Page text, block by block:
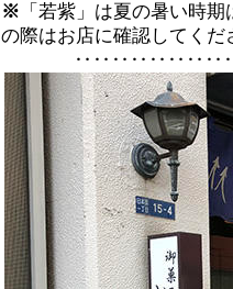
※ 「若紫」は夏の暑い時
の際はお店に確認してくだ